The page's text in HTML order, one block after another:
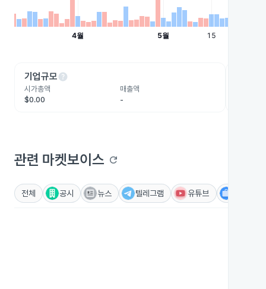
기업규모help
시가총액
$0.00
매출액
-
관련 마켓보이스 refresh
전체 공시 뉴스 텔레그램 유튜브